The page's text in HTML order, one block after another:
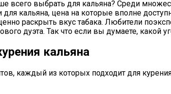
всего выбрать для кальяна? Среди
кальяна, цена на которые вполне
раскрыть вкус табака. Любители
дуэта. Так что если вы думаете,
кальяна
каждый из которых подходит для